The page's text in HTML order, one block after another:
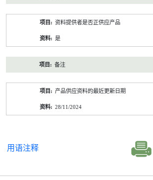
资料提供者是否正供应产品
是
备注
产品供应资料的最近更新日期
28/11/2024
用语注释